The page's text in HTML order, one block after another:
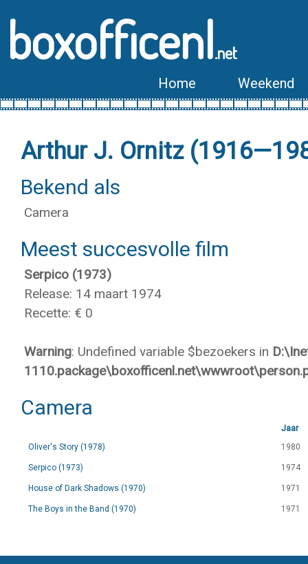
boxofficenl.net
Home Weekend
Arthur J. Ornitz
Bekend als
Camera
Meest succesvolle film
Serpico (1973)
Release: 14 maart 1974
Recette: € 0
Warning: Undefined variable $bezoekers in
Camera
Jaar
Oliver's Story (1978)
1980
Serpico (1973) 1974
House of Dark Shadows (1970) 1971
The Boys in the Band (1970) 1971